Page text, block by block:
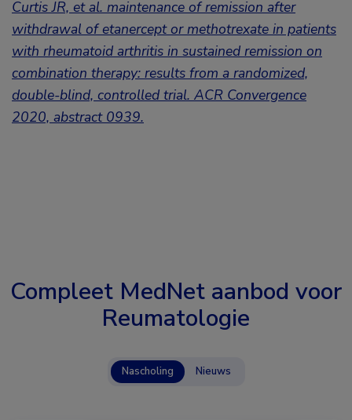
Curtis JR, et al. maintenance of remission after
withdrawal of etanercept or methotrexate in patients
with rheumatoid arthritis in sustained remission on
combination therapy: results from a randomized,
double-blind, controlled trial. ACR Convergence
2020, abstract 0939.
Compleet MedNet aanbod voor
Reumatologie
Nascholing Nieuws